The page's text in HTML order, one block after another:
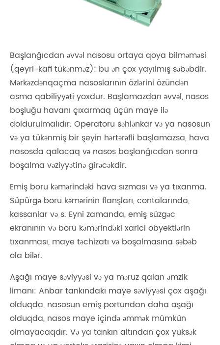
Başlanğıcdan əvvəl nasosu ortaya qoya bilməməsi
(qeyri-kafi tükənməz): bu ən çox yayılmış səbəbdir.
Mərkəzdənqaçma nasoslarının özlərini özündən
asma qabiliyyəti yoxdur. Başlamazdan əvvəl, nasos
boşluğu havanı çıxarmaq üçün maye ilə
doldurulmalıdır. Operatoru səhlənkar və ya nasosun
və ya tükənmiş bir şeyin hərtərəfli başlamazsa, hava
nasosda qalacaq və nasos başlanğıcdan sonra
boşalma vəziyyətinə girəcəkdir.
Emiş boru kəmərindəki hava sızması və ya tıxanma.
Süpürgə boru kəmərinin flanşları, contalarında,
kassanlar və s. Eyni zamanda, emiş süzgəc
ekranının və boru kəmərindəki xarici obyektlərin
tıxanması, maye təchizatı və boşalmasına səbəb
ola bilər.
Aşağı maye səviyyəsi və ya məruz qalan əmzik
limanı: Anbar tankındakı maye səviyyəsi çox aşağı
olduqda, nasosun emiş portundan daha aşağı
olduqda, nasos maye içində əmmək mümkün
olmayacaqdır. Və ya tankın altından çox yüksək